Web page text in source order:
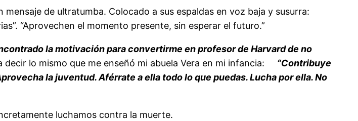
de ultratumba. Colocado a sus espaldas en voz baja y susurra:
“Aprovechen el momento presente, sin esperar el futuro.”
la motivación para convertirme en profesor de Harvard de no
lo mismo que me enseñó mi abuela Vera en mi infancia:
“Contribuye
la juventud. Aférrate a ella todo lo que puedas. Lucha por ella. No
luchamos contra la muerte.